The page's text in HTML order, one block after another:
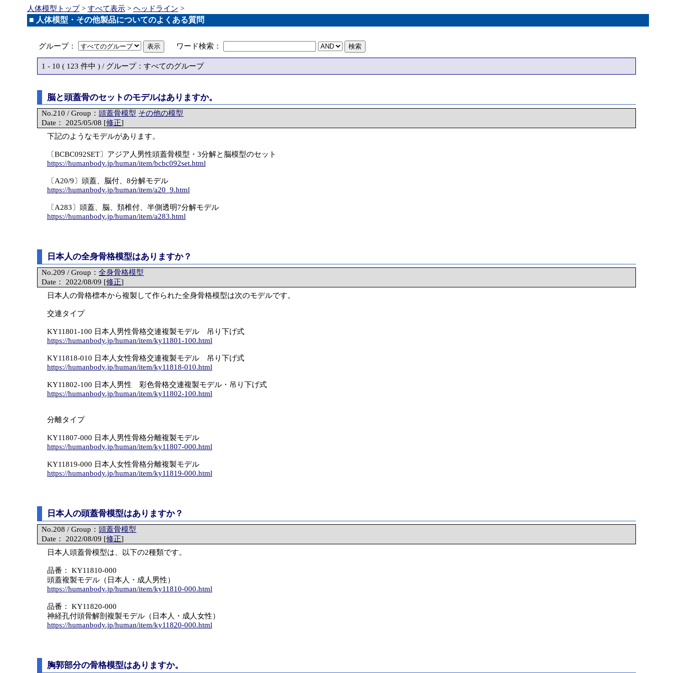
人体模型トップ> すべて表示> ヘッドライン >
■ 人体模型・その他製品についてのよくある質問
グループ： ワード検索：
1 - 10 ( 123 件中 ) / グループ：すべてのグループ
脳と頭蓋骨のセットのモデルはありますか。
No.210 / Group：頭蓋骨模型 その他の模型
Date： 2025/05/08 [修正]
下記のようなモデルがあります。
〔BCBC092SET〕アジア人男性頭蓋骨模型・3分解と脳模型のセット
https://humanbody.jp/human/item/bcbc092set.html
〔A20/9〕頭蓋、脳付、8分解モデル
https://humanbody.jp/human/item/a20_9.html
〔A283〕頭蓋、脳、頚椎付、半側透明7分解モデル
https://humanbody.jp/human/item/a283.html
日本人の全身骨格模型はありますか？
No.209 / Group：全身骨格模型
Date： 2022/08/09 [修正]
日本人の骨格標本から複製して作られた全身骨格模型は次のモデルです。
交連タイプ
KY11801-100 日本人男性骨格交連複製モデル 吊り下げ式
https://humanbody.jp/human/item/ky11801-100.html
KY11818-010 日本人女性骨格交連複製モデル 吊り下げ式
https://humanbody.jp/human/item/ky11818-010.html
KY11802-100 日本人男性 彩色骨格交連複製モデル・吊り下げ式
https://humanbody.jp/human/item/ky11802-100.html
分離タイプ
KY11807-000 日本人男性骨格分離複製モデル
https://humanbody.jp/human/item/ky11807-000.html
KY11819-000 日本人女性骨格分離複製モデル
https://humanbody.jp/human/item/ky11819-000.html
日本人の頭蓋骨模型はありますか？
No.208 / Group：頭蓋骨模型
Date： 2022/08/09 [修正]
日本人頭蓋骨模型は、以下の2種類です。
品番： KY11810-000
頭蓋複製モデル（日本人・成人男性）
https://humanbody.jp/human/item/ky11810-000.html
品番： KY11820-000
神経孔付頭骨解剖複製モデル（日本人・成人女性）
https://humanbody.jp/human/item/ky11820-000.html
胸郭部分の骨格模型はありますか。